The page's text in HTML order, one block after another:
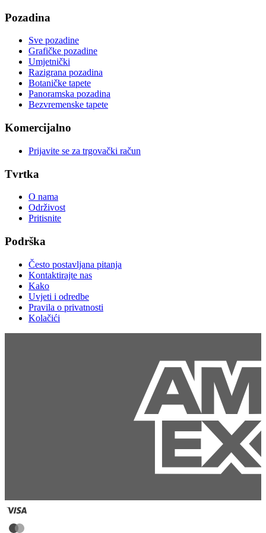
Pozadina
Sve pozadine
Grafičke pozadine
Umjetnički
Razigrana pozadina
Botaničke tapete
Panoramska pozadina
Bezvremenske tapete
Komercijalno
Prijavite se za trgovački račun
Tvrtka
O nama
Održivost
Pritisnite
Podrška
Često postavljana pitanja
Kontaktirajte nas
Kako
Uvjeti i odredbe
Pravila o privatnosti
Kolačići